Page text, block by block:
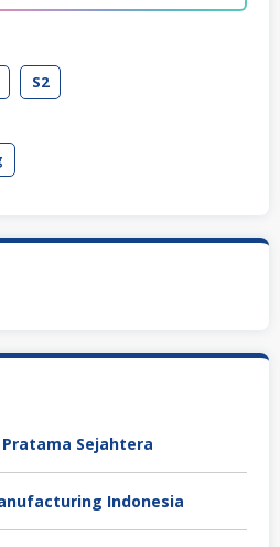
S2
Pratama Sejahtera
Indonesia